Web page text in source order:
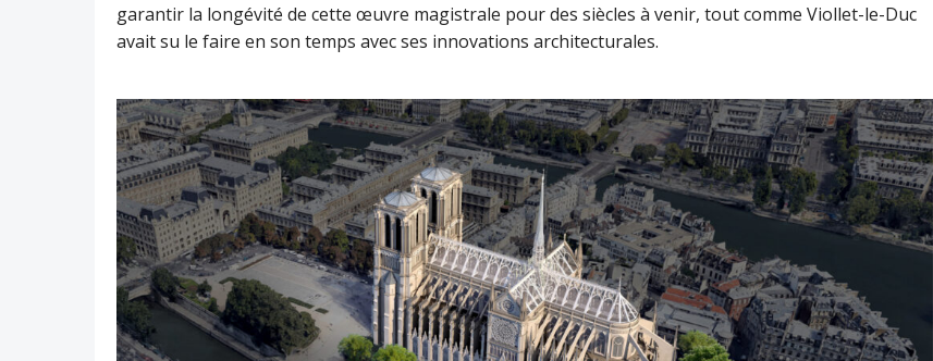
garantir la longévité de cette œuvre magistrale pour des siècles à venir, tout comme Viollet-le-Duc
avait su le faire en son temps avec ses innovations architecturales.